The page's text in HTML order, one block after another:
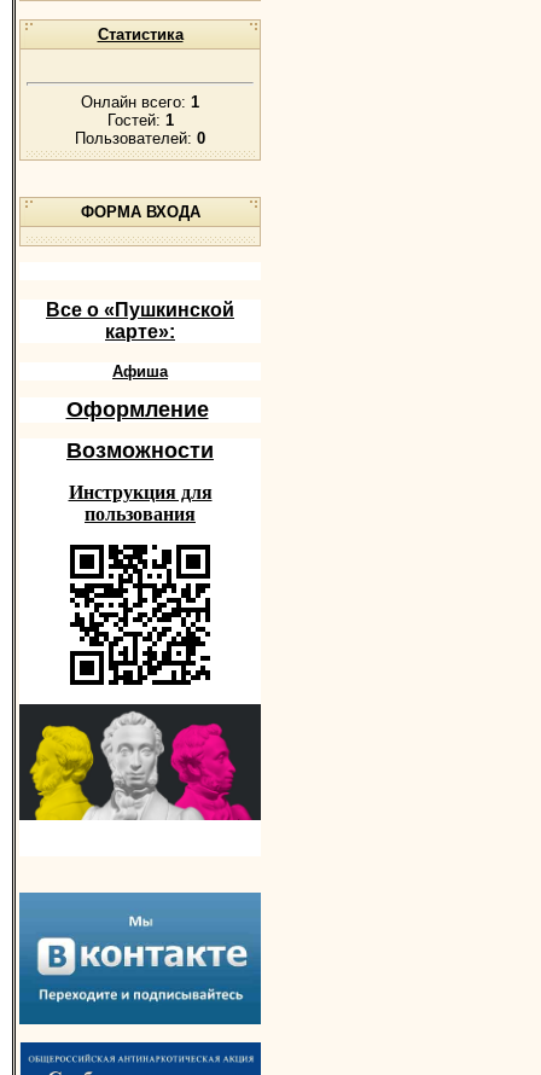
Статистика
Онлайн всего: 1
Гостей: 1
Пользователей: 0
ФОРМА ВХОДА
Все о «Пушкинской
карте»:
Афиша
Оформление
Возможности
Инструкция для
пользования